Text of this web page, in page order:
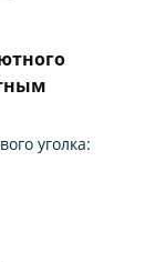
уголка: